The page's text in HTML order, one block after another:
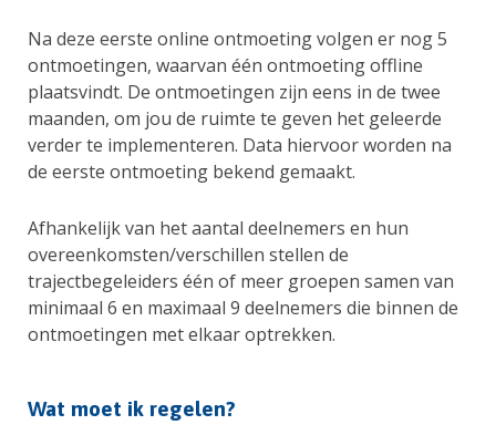
Na deze eerste online ontmoeting volgen er nog 5
ontmoetingen, waarvan één ontmoeting offline
plaatsvindt. De ontmoetingen zijn eens in de twee
maanden, om jou de ruimte te geven het geleerde
verder te implementeren. Data hiervoor worden na
de eerste ontmoeting bekend gemaakt.
Afhankelijk van het aantal deelnemers en hun
overeenkomsten/verschillen stellen de
trajectbegeleiders één of meer groepen samen van
minimaal 6 en maximaal 9 deelnemers die binnen de
ontmoetingen met elkaar optrekken.
Wat moet ik regelen?